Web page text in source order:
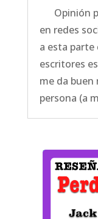
Opinión
en redes
a esta parte
escritores
me da buen
persona (a